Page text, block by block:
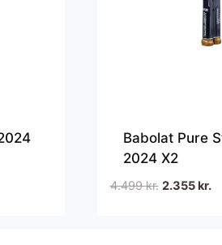
Babolat Pure
2024 X2
4.499kr. Den
2.355kr.